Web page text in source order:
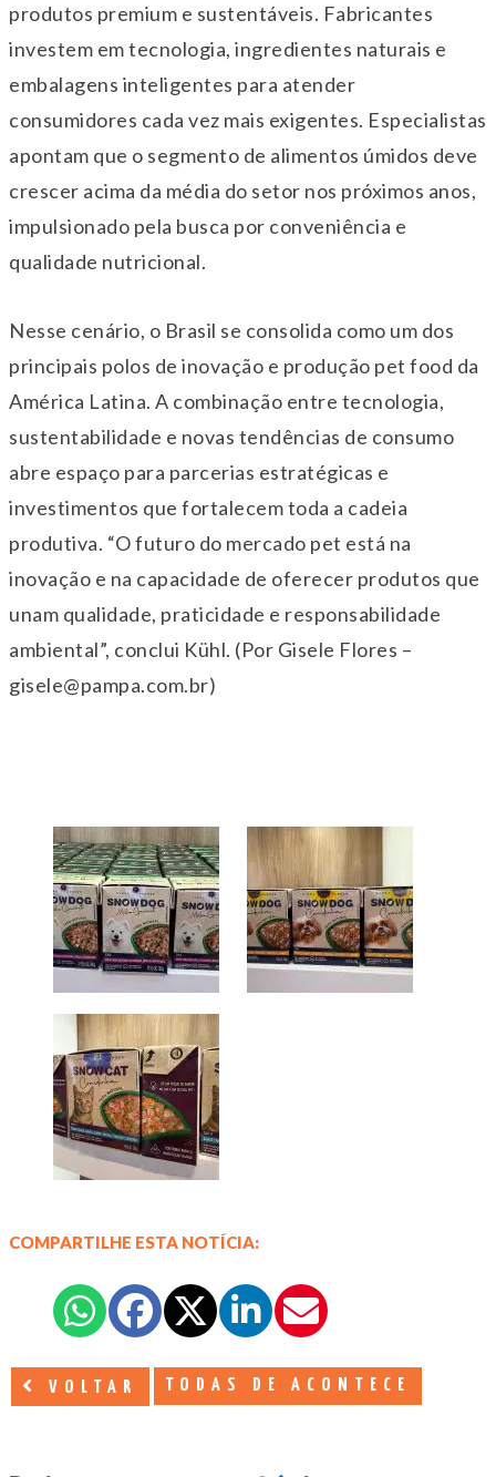
produtos premium e sustentáveis. Fabricantes
investem em tecnologia, ingredientes naturais e
embalagens inteligentes para atender
consumidores cada vez mais exigentes. Especialistas
apontam que o segmento de alimentos úmidos deve
crescer acima da média do setor nos próximos anos,
impulsionado pela busca por conveniência e
qualidade nutricional.
Nesse cenário, o Brasil se consolida como um dos
principais polos de inovação e produção pet food da
América Latina. A combinação entre tecnologia,
sustentabilidade e novas tendências de consumo
abre espaço para parcerias estratégicas e
investimentos que fortalecem toda a cadeia
produtiva. “O futuro do mercado pet está na
inovação e na capacidade de oferecer produtos que
unam qualidade, praticidade e responsabilidade
ambiental”, conclui Kühl. (Por Gisele Flores –
gisele@pampa.com.br)
COMPARTILHE ESTA NOTÍCIA:
VOLTAR TODAS DE ACONTECE